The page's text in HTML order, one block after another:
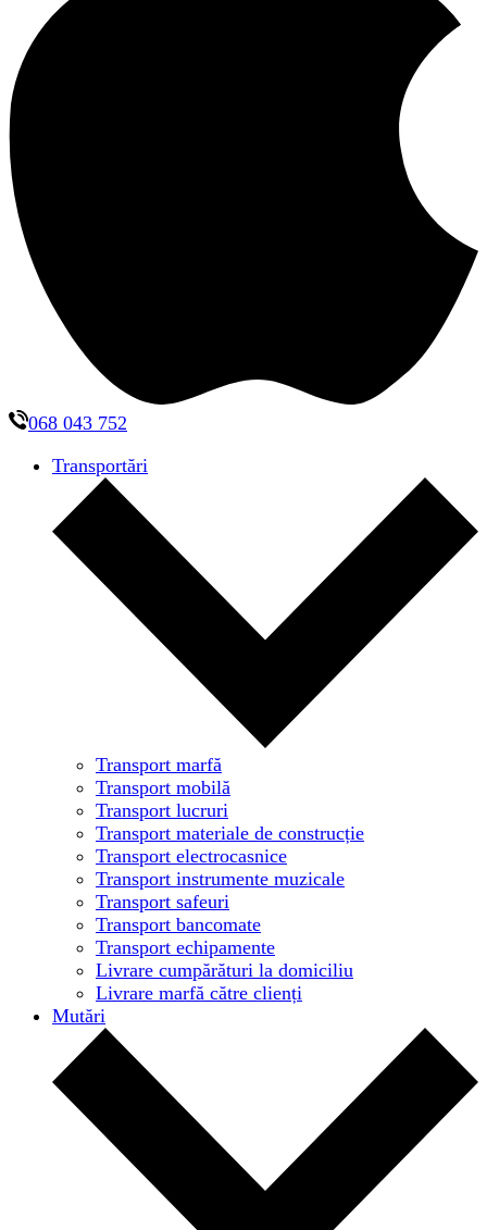
068 043 752
Transportări
Transport marfă
Transport mobilă
Transport lucruri
Transport materiale de construcție
Transport electrocasnice
Transport instrumente muzicale
Transport safeuri
Transport bancomate
Transport echipamente
Livrare cumpărături la domiciliu
Livrare marfă către clienți
Mutări